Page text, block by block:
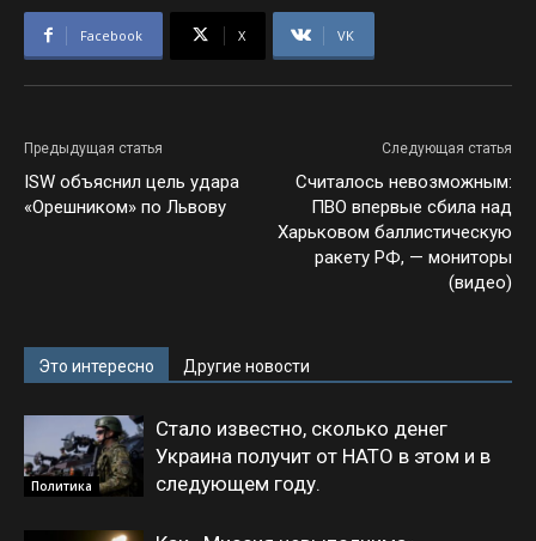
Facebook X VK
Предыдущая статья
ISW объяснил цель удара
«Орешником» по Львову
Следующая статья
Считалось невозможным:
ПВО впервые сбила над
Харьковом баллистическую
ракету РФ, — мониторы
(видео)
Это интересно Другие новости
Политика
Стало известно, сколько денег
Украина получит от НАТО в этом и в
следующем году.